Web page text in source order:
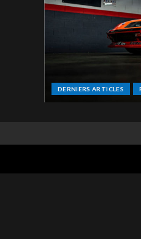
DERNIERS ARTICLES